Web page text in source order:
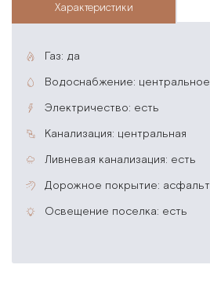
характеристики
газ: да
водоснабжение: центральное
электричество: есть
канализация: центральная
ливневая канализация: есть
дорожное покрытие: асфальт
освещение поселка: есть